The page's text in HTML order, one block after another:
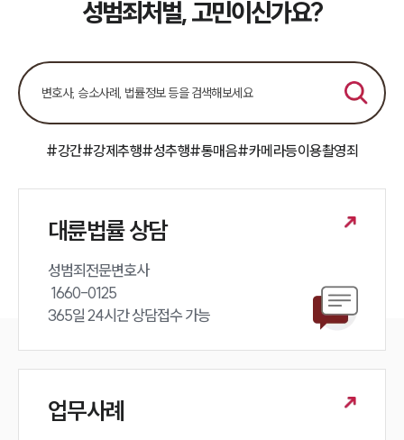
업무사례
사례분석/최신동향
법률정보
법률지식인
고객후기
업무분야
성범죄대응부 업무
성범죄처벌, 고민이신가요?
#강간#강제추행#성추행#통매음#카메라등이용촬영죄
대륜법률 상담
성범죄전문변호사
365일 24시간 상담접수 가능
업무사례